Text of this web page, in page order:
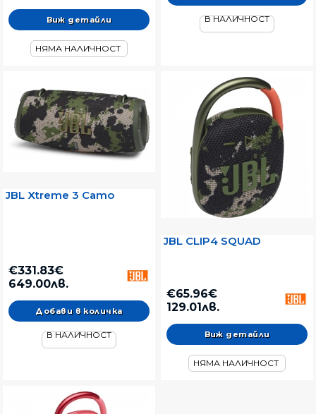
Виж детайли
НЯМА НАЛИЧНОСТ
В НАЛИЧНОСТ
JBL Xtreme 3 Camo
€331.83€
649.00лв.
В НАЛИЧНОСТ
JBL CLIP4 SQUAD
€65.96€
129.01лв.
Виж детайли
НЯМА НАЛИЧНОСТ